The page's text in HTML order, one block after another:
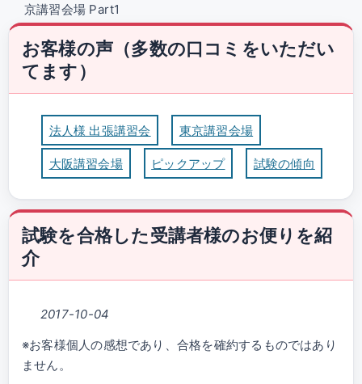
京講習会場 Part1
お客様の声（多数の口コミをいただい
てます）
法人様 出張講習会 東京講習会場
大阪講習会場 ピックアップ 試験の傾向
試験を合格した受講者様のお便りを紹
介
2017-10-04
※お客様個人の感想であり、合格を確約するものではあり
ません。